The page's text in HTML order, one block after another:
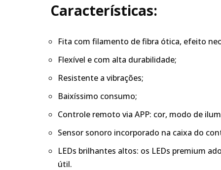
Características:
Fita com filamento de fibra ótica, efeito
Flexível e com alta durabilidade;
Resistente a vibrações;
Baixíssimo consumo;
Controle remoto via APP: cor, modo de
Sensor sonoro incorporado na caixa do
LEDs brilhantes altos: os LEDs premium
útil.